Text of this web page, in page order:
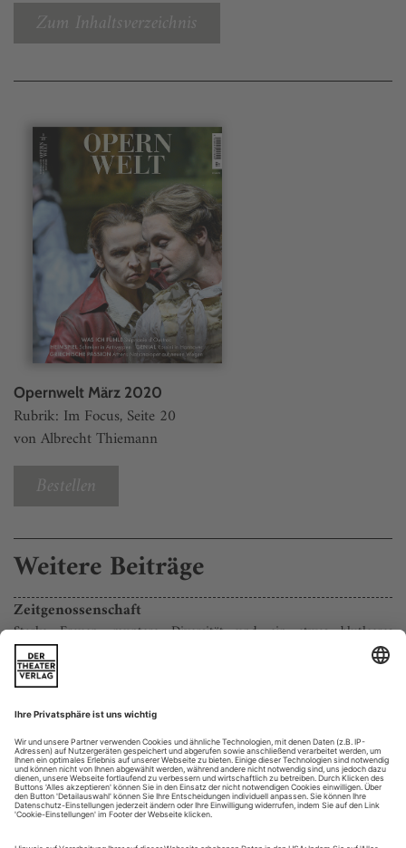
Zum Inhaltsverzeichnis
Opernwelt März 2020
Rubrik: Im Focus, Seite 20
von Albrecht Thiemann
Bestellen
Weitere Beiträge
Zeitgenossenschaft
Starke Frauen, muntere Diversität und ein etwas blutleeres
elektronisches Musiktheater – das ist «Ultraschall» 2020
Schon Hölderlins Hyperion ahnte es: Der Mensch ist eine
beunruhigend prekäre Einrichtung der Natur, etwas, «das,
wie ein Chaos gärt, oder modert, wie ein fauler Baum, und
nie zu einer Reife gedeiht». Ähnlich kritisch sieht dies auch
Golem XIV, jener Supercomputer, dem der polnische Science
fiction-Autor Stanisław Lem 1973 ein intelligent-funkelndes
literarisches...